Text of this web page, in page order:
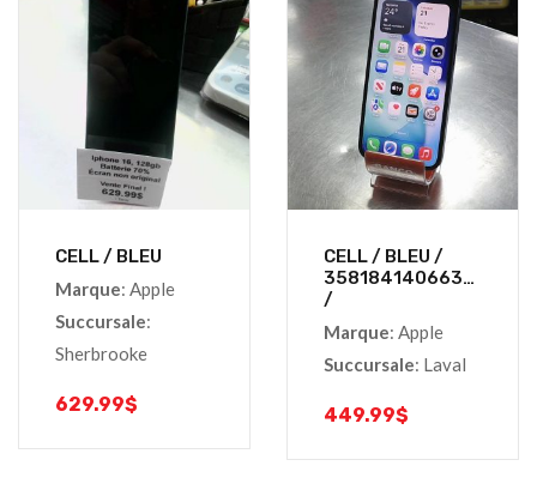
CELL / BLEU
Marque: Apple
Succursale:
Sherbrooke
629.99$
CELL / BLEU /
35818414066385
/
Marque: Apple
Succursale: Laval
449.99$